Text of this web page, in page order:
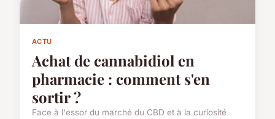
ACTU
Achat de cannabidiol en
pharmacie : comment s'en
sortir ?
Face à l'essor du marché du CBD et à la curiosité